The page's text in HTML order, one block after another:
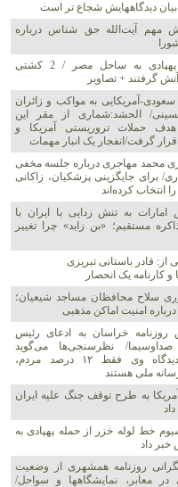
دیدگاههایش شجاع تر است
مهم آیت‌الله حق شناس درباره
حمله پهپادی به ساحل مصر / 2 کشتی
گرفتند + تصاویر
آمریکایی به مواکب و زائران
الحشد:شماری از مقر این
حملات تروریستی آمریکا و
گرفت/انفجار یک انبار مهمات
محمد مهاجری درباره جلسه مخفی
برای جایگزینی پزشکیان، زاکانی
انتخاب کرده‌اند
به تنش زدایی با ایران با
مستقیم؛ «بن زاید» چرا تغییر
از: قادر باستانی تبریزی
کارنامه یک انحصار
سلاح محافظان مساجد شیعیان؛
درباره امنیت اماکن مذهبی
روزنامه خراسان به ادعای رئیس
صداوسیما/ نظرسنجی‌ها می‌گوید
برخلاف دیدگاه وی فقط ۱۲ درصد مردم،
ملی هستند
به طرح توقف جنگ علیه ایران
خط لوله خزر از حمله پهپادی به
داد
نگرانی روزنامه همشهری از وضعیت
در معابر، نمایشگاهها و سواحل/